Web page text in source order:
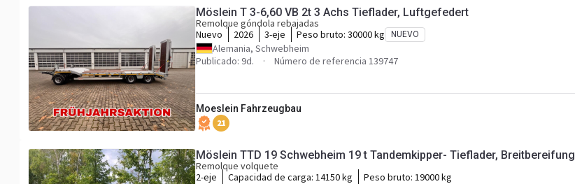
Möslein T 3-6,60 VB 2t 3 Achs Tieflader, Luftgefedert
Remolque góndola rebajadas
Nuevo
2026 3-eje Peso bruto: 30000 kg NUEVO
Alemania, Schwebheim
Publicado: 9d.
Número de referencia 139747
Moeslein Fahrzeugbau
21
Möslein TTD 19 Schwebheim 19 t Tandemkipper- Tieflader, Breitbereifung
Remolque volquete
2-eje
Capacidad de carga: 14150 kg Peso bruto: 19000 kg